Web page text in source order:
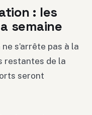
: les
semaine
s’arrête pas à la
restantes de la
seront